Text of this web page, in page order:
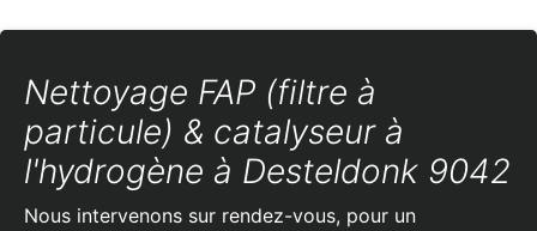
Nettoyage FAP (filtre à
particule) & catalyseur à
l'hydrogène à Desteldonk 9042
Nous intervenons sur rendez-vous, pour un